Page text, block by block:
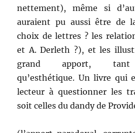
nettement), même si
auraient pu aussi être de
choix de lettres ? les
et A. Derleth ?), et les
grand apport, tant
qu’esthétique. Un livre qui
lecteur à questionner les
soit celles du dandy de